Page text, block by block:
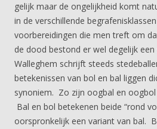
gelijk maar de ongelijkheid komt
in de verschillende
voorbereidingen die men treft om
de dood bestond er wel degelijk een
Walleghem schrijft steeds
betekenissen van bol en bal liggen
synoniem. Zo zijn oogbal en
Bal en bol betekenen beide “rond
oorspronkelijk een variant van bal.